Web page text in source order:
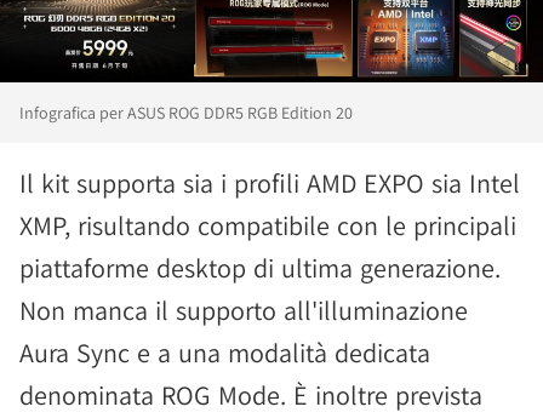
Infografica per ASUS ROG DDR5 RGB Edition 20
Il kit supporta sia i profili AMD EXPO sia Intel
XMP, risultando compatibile con le principali
piattaforme desktop di ultima generazione.
Non manca il supporto all'illuminazione
Aura Sync e a una modalità dedicata
denominata ROG Mode. È inoltre prevista